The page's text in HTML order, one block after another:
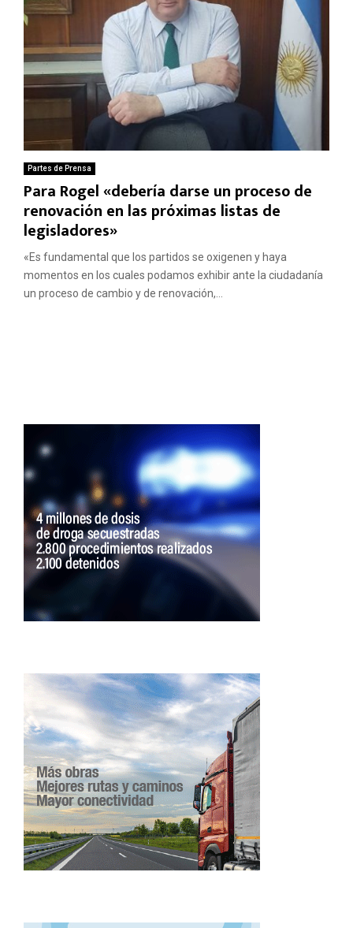
Partes de Prensa
Para Rogel «debería darse un proceso de
renovación en las próximas listas de
legisladores»
«Es fundamental que los partidos se oxigenen y haya
momentos en los cuales podamos exhibir ante la ciudadanía
un proceso de cambio y de renovación,...